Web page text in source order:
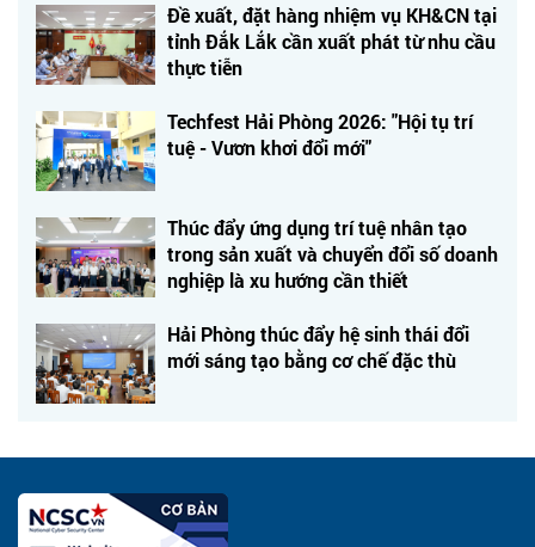
Đề xuất, đặt hàng nhiệm vụ KH&CN tại
tỉnh Đắk Lắk cần xuất phát từ nhu cầu
thực tiễn
Techfest Hải Phòng 2026: "Hội tụ trí
tuệ - Vươn khơi đổi mới"
Thúc đẩy ứng dụng trí tuệ nhân tạo
trong sản xuất và chuyển đổi số doanh
nghiệp là xu hướng cần thiết
Hải Phòng thúc đẩy hệ sinh thái đổi
mới sáng tạo bằng cơ chế đặc thù